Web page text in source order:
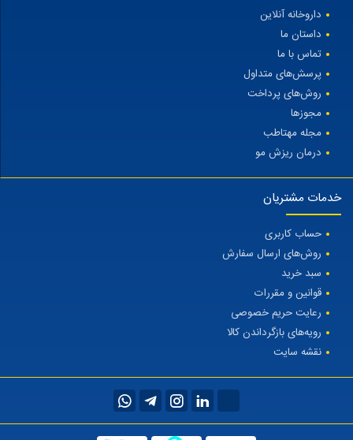
داروخانه آنلاین
داستان ما
تماس با ما
پرسش‌های متداول
روش‌های پرداخت
مجوزها
مجله مهتاطب
درمان ریزش مو
خدمات مشتریان
حساب کاربری
روش‌های ارسال سفارش
سبد خرید
قوانین و مقررات
رعایت حریم خصوصی
رویه‌های بازگرداندن کالا
نقشه سایت